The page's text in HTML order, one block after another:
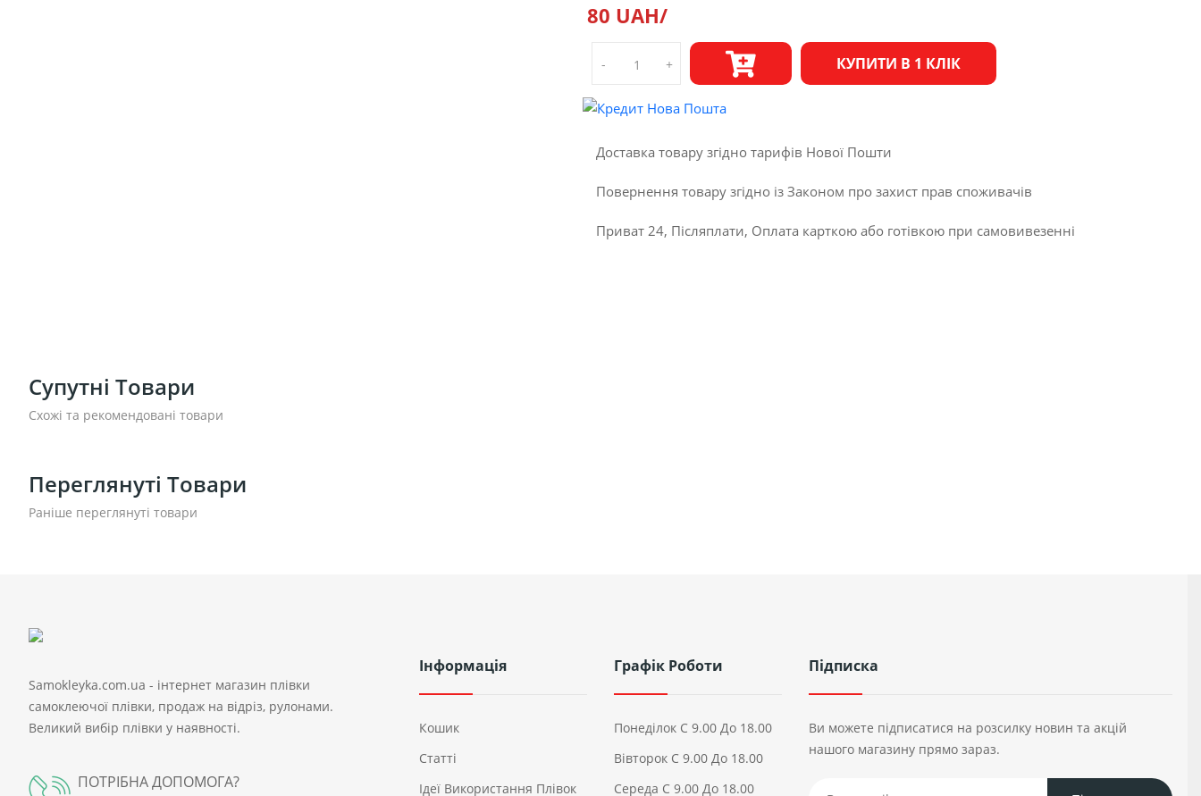
80 UAH/
- + КУПИТИ В 1 КЛІК
Доставка товару згідно тарифів Нової Пошти
Повернення товару згідно із Законом про захист прав споживачів
Приват 24, Післяплати, Оплата карткою або готівкою при самовивезенні
Супутні Товари
Схожі та рекомендовані товари
Переглянуті Товари
Раніше переглянуті товари
Samokleyka.com.ua - інтернет магазин плівки
самоклеючої плівки, продаж на відріз, рулонами.
Великий вибір плівки у наявності.
ПОТРІБНА ДОПОМОГА?
Інформація
Кошик
Статті
Ідеї ​​використання Плівок
Графік Роботи
Понеділок С 9.00 До 18.00
Вівторок С 9.00 До 18.00
Середа С 9.00 До 18.00
Підписка
Ви можете підписатися на розсилку новин та акцій
нашого магазину прямо зараз.